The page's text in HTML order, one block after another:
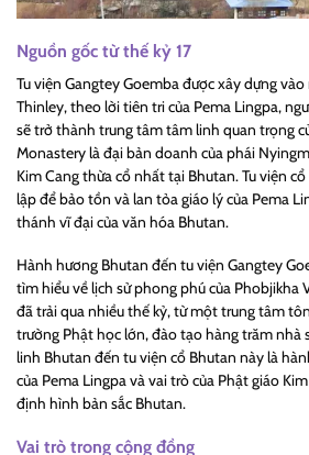
Nguồn gốc từ thế kỷ 17
Tu viện Gangtey Goemba được xây dựng
Thinley, theo lời tiên tri của Pema Lingpa,
sẽ trở thành trung tâm tâm linh quan trọng
Monastery là đại bản doanh của phái
Kim Cang thừa cổ nhất tại Bhutan. Tu viện
lập để bảo tồn và lan tỏa giáo lý của Pema
thánh vĩ đại của văn hóa Bhutan.
Hành hương Bhutan đến tu viện Gangtey
tìm hiểu về lịch sử phong phú của Phobjikha
đã trải qua nhiều thế kỷ, từ một trung tâm
trường Phật học lớn, đào tạo hàng trăm nhà
linh Bhutan đến tu viện cổ Bhutan này là
của Pema Lingpa và vai trò của Phật giáo
định hình bản sắc Bhutan.
Vai trò trong cộng đồng